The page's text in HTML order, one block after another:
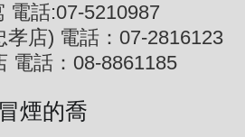
電話:07-5210987
孝店) 電話：07-2816123
電話：08-8861185
冒煙的喬